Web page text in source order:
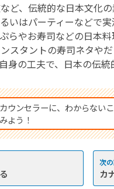
ど、伝統的な日本文化
いはパーティーなどで
らやお寿司などの日本
スタントの寿司ネタや
身の工夫で、日本の伝
ウンセラーに、わからない
よう！
カ